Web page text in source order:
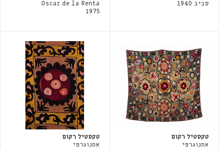
סביב 1940
Oscar de la Renta
1975
טקסטיל רקום
אתנוגרפי
טקסטיל רקום
אתנוגרפי